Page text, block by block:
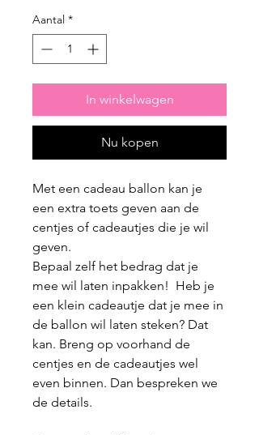
Aantal *
In winkelwagen
Nu kopen
Met een cadeau ballon kan je
een extra toets geven aan de
centjes of cadeautjes die je wil
geven.
Bepaal zelf het bedrag dat je
mee wil laten inpakken! Heb je
een klein cadeautje dat je mee in
de ballon wil laten steken? Dat
kan. Breng op voorhand de
centjes en de cadeautjes wel
even binnen. Dan bespreken we
de details.